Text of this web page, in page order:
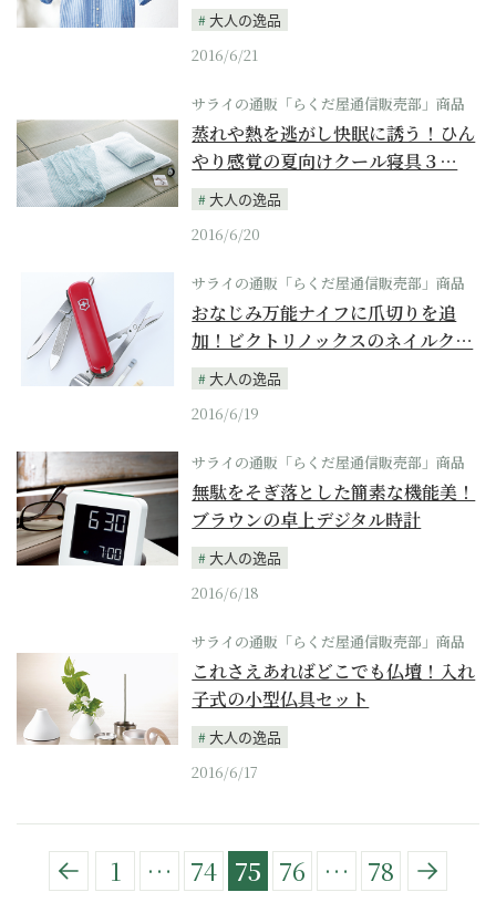
大人の逸品
2016/6/21
サライの通販「らくだ屋通信販売部」商品
蒸れや熱を逃がし快眠に誘う！ひん
やり感覚の夏向けクール寝具３…
大人の逸品
2016/6/20
サライの通販「らくだ屋通信販売部」商品
おなじみ万能ナイフに爪切りを追
加！ビクトリノックスのネイルク…
大人の逸品
2016/6/19
サライの通販「らくだ屋通信販売部」商品
無駄をそぎ落とした簡素な機能美！
ブラウンの卓上デジタル時計
大人の逸品
2016/6/18
サライの通販「らくだ屋通信販売部」商品
これさえあればどこでも仏壇！入れ
子式の小型仏具セット
大人の逸品
2016/6/17
1 … 74 75 76 … 78